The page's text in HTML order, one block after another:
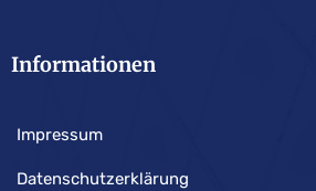
Informationen
Impressum
Datenschutzerklärung